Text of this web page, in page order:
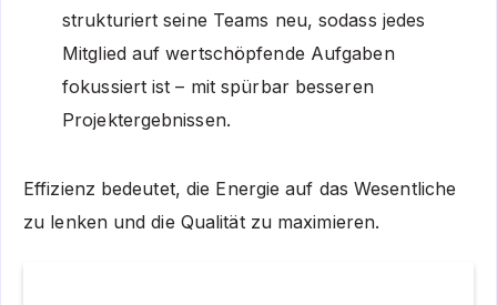
strukturiert seine Teams neu, sodass jedes
Mitglied auf wertschöpfende Aufgaben
fokussiert ist – mit spürbar besseren
Projektergebnissen.
Effizienz bedeutet, die Energie auf das Wesentliche
zu lenken und die Qualität zu maximieren.